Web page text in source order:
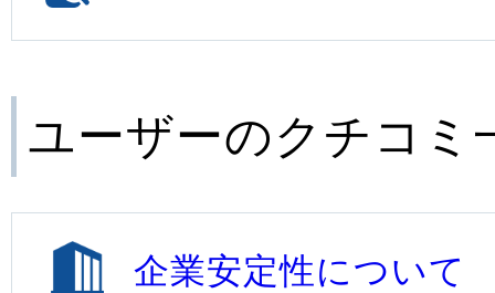
ユーザーのクチコミ
企業安定性について